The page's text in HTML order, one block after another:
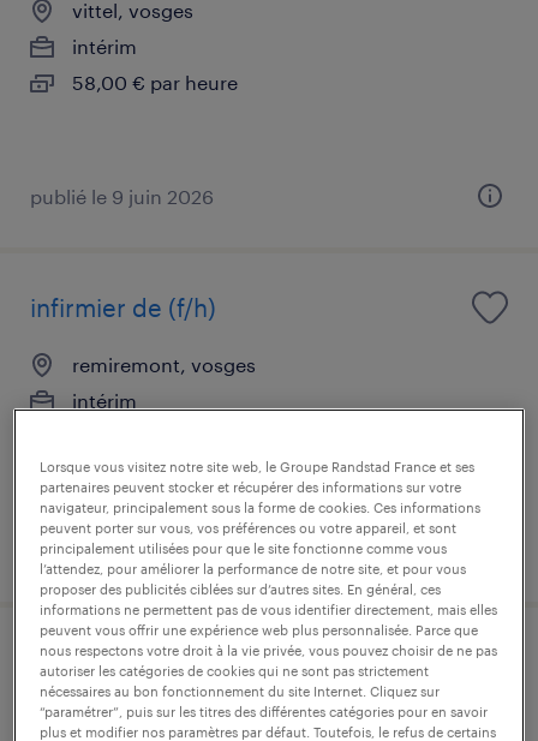
vittel, vosges
intérim
58,00 € par heure
publié le 9 juin 2026
infirmier de (f/h)
remiremont, vosges
intérim
publié le 6 juillet 2026
aide soignant (f/h)
saint-dié-des-vosges, vosges
Lorsque vous visitez notre site web, le Groupe Randstad France et ses
partenaires peuvent stocker et récupérer des informations sur votre
navigateur, principalement sous la forme de cookies. Ces informations
peuvent porter sur vous, vos préférences ou votre appareil, et sont
principalement utilisées pour que le site fonctionne comme vous
l’attendez, pour améliorer la performance de notre site, et pour vous
proposer des publicités ciblées sur d’autres sites. En général, ces
informations ne permettent pas de vous identifier directement, mais elles
peuvent vous offrir une expérience web plus personnalisée. Parce que
nous respectons votre droit à la vie privée, vous pouvez choisir de ne pas
autoriser les catégories de cookies qui ne sont pas strictement
nécessaires au bon fonctionnement du site Internet. Cliquez sur
“paramétrer”, puis sur les titres des différentes catégories pour en savoir
plus et modifier nos paramètres par défaut. Toutefois, le refus de certains